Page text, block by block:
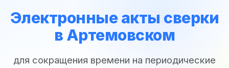
Электронные акты сверки
в Артемовском
для сокращения времени на периодические